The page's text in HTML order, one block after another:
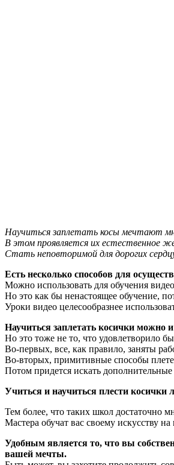
Научиться заплетать косы мечтают
В этом проявляется их естественное
Стать неповторимой для дорогих
Есть несколько способов для
Можно использовать для обучения
Но это как бы ненастоящее обучение,
Уроки видео целесообразнее
Научиться заплетать косички можно
Но это тоже не то, что удовлетворило
Во-первых, все, как правило, заняты
Во-вторых, примитивные способы
Потом придется искать
Учиться и научиться плести косички
Тем более, что таких школ достаточно
Мастера обучат вас своему искусству
Удобным является то, что вы
вашей мечты.